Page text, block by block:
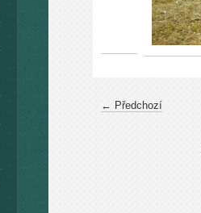
← Předchozí